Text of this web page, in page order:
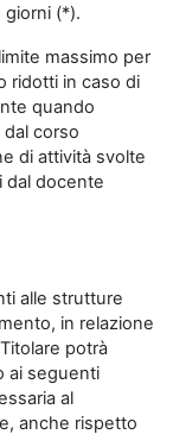
(*).
massimo per
ridotti in caso di
quando
corso
di attività svolte
dal docente
alle strutture
in relazione
potrà
ai seguenti
al
anche rispetto